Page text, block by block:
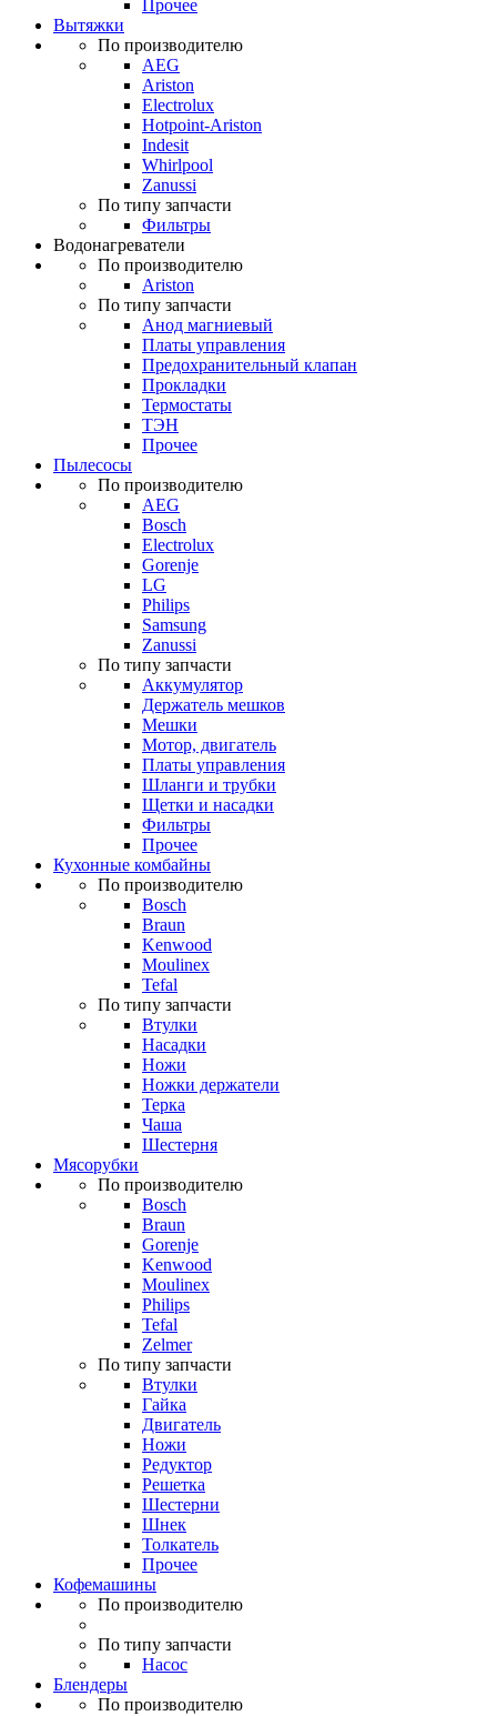
Прочее
Вытяжки
По производителю
AEG
Ariston
Electrolux
Hotpoint-Ariston
Indesit
Whirlpool
Zanussi
По типу запчасти
Фильтры
Водонагреватели
По производителю
Ariston
По типу запчасти
Анод магниевый
Платы управления
Предохранительный клапан
Прокладки
Термостаты
ТЭН
Прочее
Пылесосы
По производителю
AEG
Bosch
Electrolux
Gorenje
LG
Philips
Samsung
Zanussi
По типу запчасти
Аккумулятор
Держатель мешков
Мешки
Мотор, двигатель
Платы управления
Шланги и трубки
Щетки и насадки
Фильтры
Прочее
Кухонные комбайны
По производителю
Bosch
Braun
Kenwood
Moulinex
Tefal
По типу запчасти
Втулки
Насадки
Ножи
Ножки держатели
Терка
Чаша
Шестерня
Мясорубки
По производителю
Bosch
Braun
Gorenje
Kenwood
Moulinex
Philips
Tefal
Zelmer
По типу запчасти
Втулки
Гайка
Двигатель
Ножи
Редуктор
Решетка
Шестерни
Шнек
Толкатель
Прочее
Кофемашины
По производителю
По типу запчасти
Насос
Блендеры
По производителю